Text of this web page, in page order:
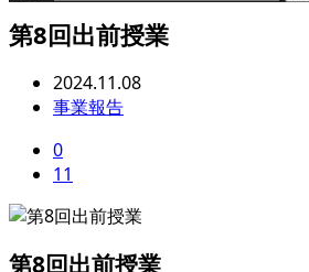
第8回出前授業
2024.11.08
事業報告
0
11
第8回出前授業